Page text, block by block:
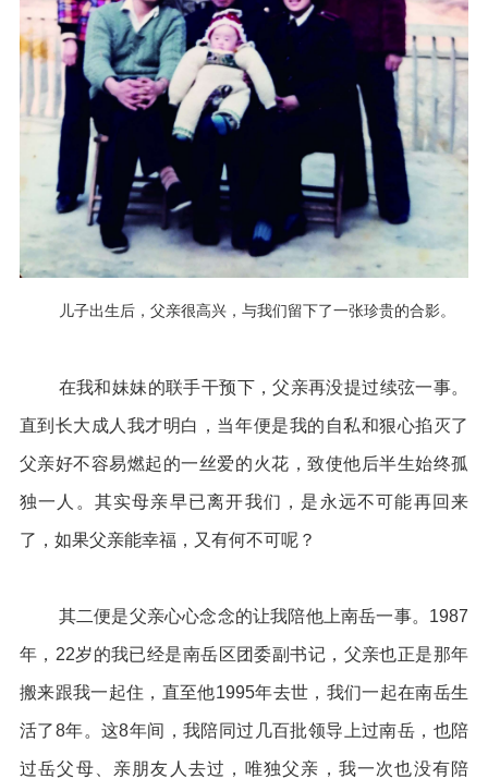
儿子出生后，父亲很高兴，与我们留下了一张珍贵的合影。
在我和妹妹的联手干预下，父亲再没提过续弦一事。
直到长大成人我才明白，当年便是我的自私和狠心掐灭了
父亲好不容易燃起的一丝爱的火花，致使他后半生始终孤
独一人。其实母亲早已离开我们，是永远不可能再回来
了，如果父亲能幸福，又有何不可呢？
其二便是父亲心心念念的让我陪他上南岳一事。1987
年，22岁的我已经是南岳区团委副书记，父亲也正是那年
搬来跟我一起住，直至他1995年去世，我们一起在南岳生
活了8年。这8年间，我陪同过几百批领导上过南岳，也陪
过岳父母、亲朋友人去过，唯独父亲，我一次也没有陪